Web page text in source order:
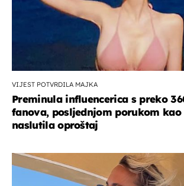
VIJEST POTVRDILA MAJKA
Preminula influencerica s preko
fanova, posljednjom porukom kao
naslutila oproštaj